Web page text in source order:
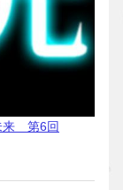
来 第6回